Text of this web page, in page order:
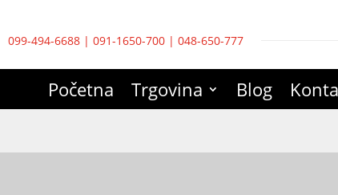
099-494-6688 |091-1650-700 |048-650-777
Početna Trgovina Blog